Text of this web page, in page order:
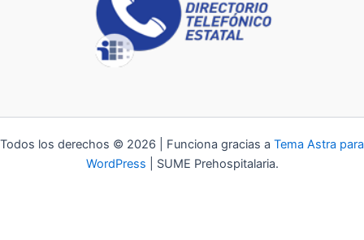
Todos los derechos © 2026 | Funciona gracias a Tema Astra para
WordPress | SUME Prehospitalaria.